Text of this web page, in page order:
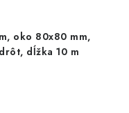
oko 80x80 mm,
dĺžka 10 m